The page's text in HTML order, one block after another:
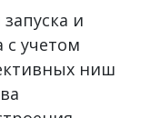
и
с учетом
ниш